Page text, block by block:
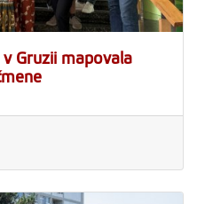
Gruzii mapovala